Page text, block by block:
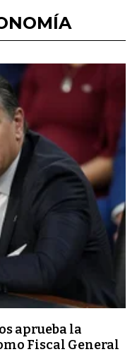
aprueba la
Fiscal General